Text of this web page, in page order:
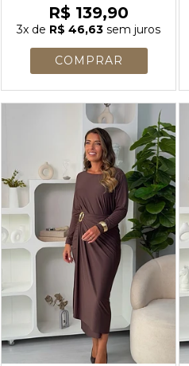
R$ 139,90
3x de R$ 46,63 sem juros